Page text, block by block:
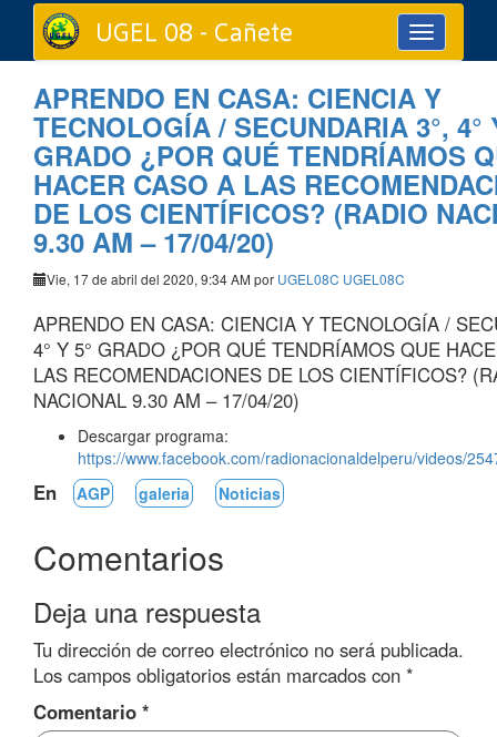
Toggle
navigation
UGEL 08 - Cañete
APRENDO EN CASA: CIENCIA Y
TECNOLOGÍA / SECUNDARIA 3°, 4°
GRADO ¿POR QUÉ TENDRÍAMOS
HACER CASO A LAS
DE LOS CIENTÍFICOS? (RADIO
9.30 AM – 17/04/20)
Vie, 17 de abril del 2020, 9:34 AM por UGEL08C UGEL08C
APRENDO EN CASA: CIENCIA Y TECNOLOGÍA /
4° Y 5° GRADO ¿POR QUÉ TENDRÍAMOS QUE
LAS RECOMENDACIONES DE LOS CIENTÍFICOS?
NACIONAL 9.30 AM – 17/04/20)
Descargar programa:
https://www.facebook.com/radionacionaldelperu/videos/
En AGP galeria Noticias
Comentarios
Deja una respuesta
Tu dirección de correo electrónico no será publicada.
Los campos obligatorios están marcados con *
Comentario *